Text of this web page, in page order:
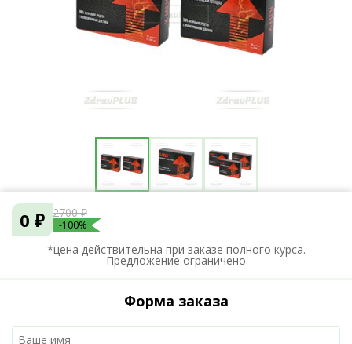
0 ₽ 2700 ₽
-100%
*цена действительна при заказе полного курса.
Предложение ограничено
Форма заказа